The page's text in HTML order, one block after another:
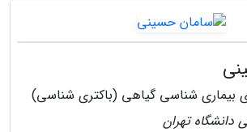
بیماری شناسی گیاهی (باکتری شناسی)
دانشگاه تهران